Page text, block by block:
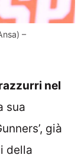
–
nel
sua
già
della